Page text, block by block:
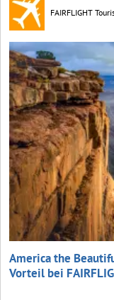
FAIRFLIGHT
America the
Vorteil bei